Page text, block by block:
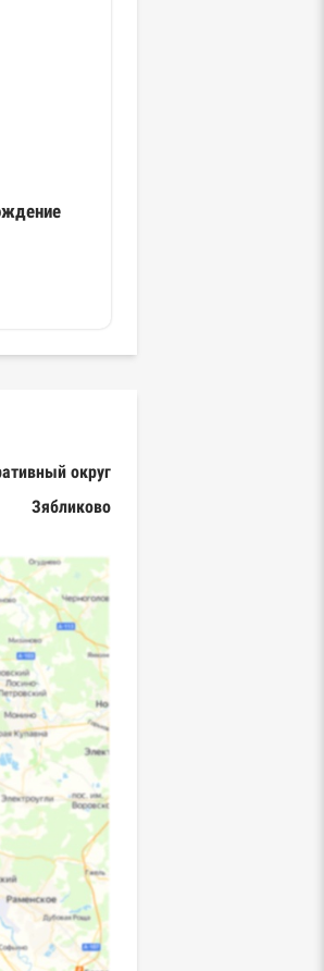
округ
Зябликово